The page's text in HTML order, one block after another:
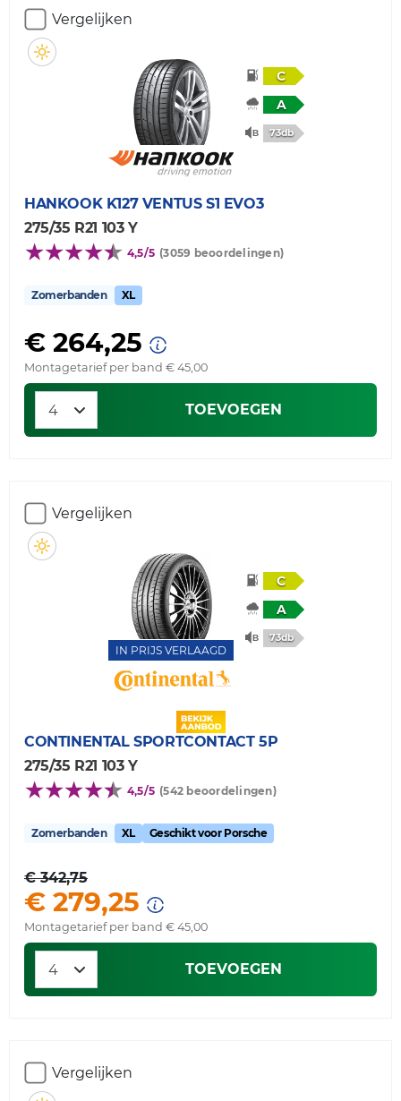
Vergelijken
C
A
73db
HANKOOK K127 VENTUS S1 EVO3
275/35 R21 103 Y
4,5/5 (3059 beoordelingen)
Zomerbanden XL
€ 264,25
Montagetarief per band € 45,00
TOEVOEGEN
Vergelijken
IN PRIJS VERLAAGD
C
A
73db
CONTINENTAL SPORTCONTACT 5P
275/35 R21 103 Y
4,5/5 (542 beoordelingen)
Zomerbanden XL Geschikt voor Porsche
€ 342,75
€ 279,25
Montagetarief per band € 45,00
TOEVOEGEN
Vergelijken